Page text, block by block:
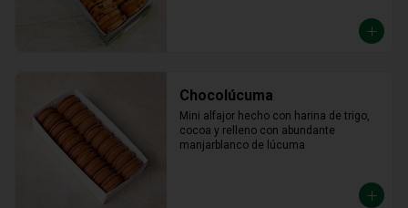
Chocolúcuma
Mini alfajor hecho con harina de trigo,
cocoa y relleno con abundante
manjarblanco de lúcuma